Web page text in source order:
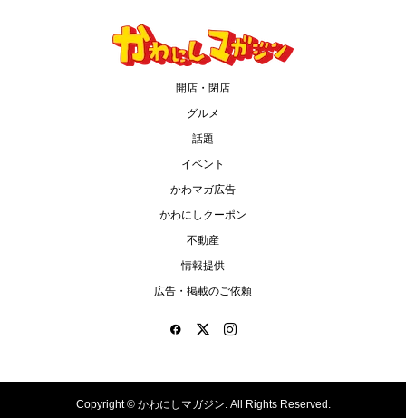
開店・閉店
グルメ
話題
イベント
かわマガ広告
かわにしクーポン
不動産
情報提供
広告・掲載のご依頼
Copyright ©かわにしマガジン. All Rights Reserved.